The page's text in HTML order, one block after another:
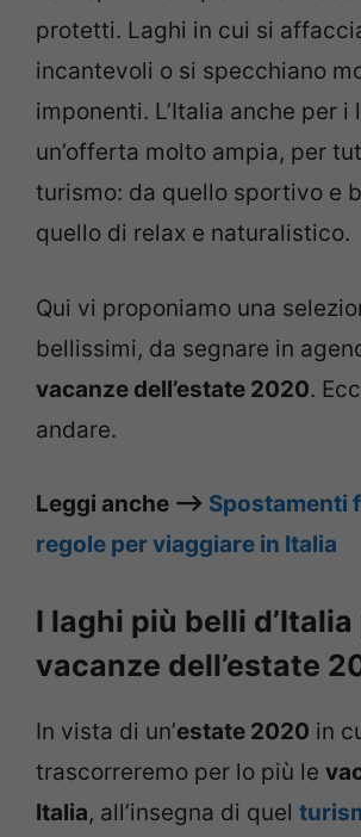
protetti. Laghi in cui si
incantevoli o si specchiano
imponenti. L’Italia anche per i
un’offerta molto ampia, per
turismo: da quello sportivo e
quello di relax e naturalistico.
Qui vi proponiamo una
bellissimi, da segnare in
vacanze dell’estate 2020.
andare.
Leggi anche –> Spostamenti
regole per viaggiare in Italia
I laghi più belli d’Italia
vacanze dell’estate
In vista di un’estate 2020 in
trascorreremo per lo più le
Italia, all’insegna di quel